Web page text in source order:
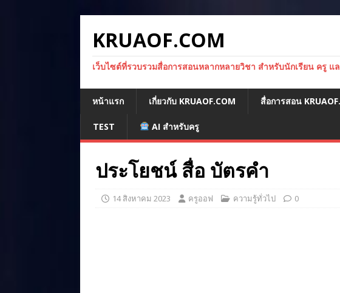
KRUAOF.COM
เว็บไซต์ที่รวบรวมสื่อการสอนหลากหลายวิชา สำหรับนักเรียน ครู แ
หน้าแรก เกี่ยวกับ KRUAOF.COM สื่อการสอน
TEST AI สำหรับครู
ประโยชน์ สื่อ บัตรคำ
14 สิงหาคม 2023 ครูออฟ ความรู้ทั่วไป 0